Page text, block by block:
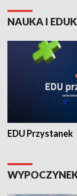
NAUKA I
EDU Przystanek